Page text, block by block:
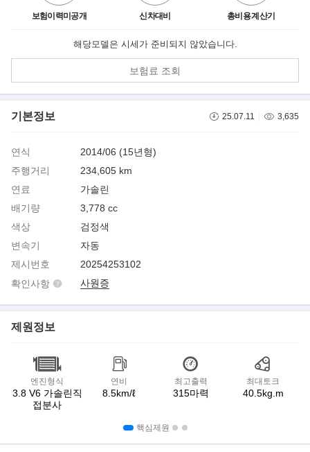
보험이력미공개 신차대비 총비용 계산기
해당모델은 시세가 준비되지 않았습니다.
보험료 조회
기본정보 25.07.11 3,635
연식
2014/06 (15년형)
주행거리
234,605 km
연료
가솔린
배기량
3,778 cc
색상
검정색
변속기
자동
제시번호
20254253102
확인사항
사원증
제원정보
엔진형식
3.8 V6 가솔린직
접분사
연비
8.5km/ℓ
최고출력
315마력
최대토크
40.5kg.m
핵심제원